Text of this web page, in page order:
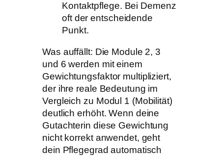
Kontaktpflege. Bei Demenz
oft der entscheidende
Punkt.
Was auffällt: Die Module 2, 3
und 6 werden mit einem
Gewichtungsfaktor multipliziert,
der ihre reale Bedeutung im
Vergleich zu Modul 1 (Mobilität)
deutlich erhöht. Wenn deine
Gutachterin diese Gewichtung
nicht korrekt anwendet, geht
dein Pflegegrad automatisch